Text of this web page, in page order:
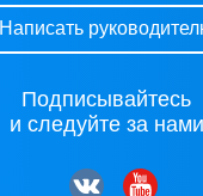
Написать
Подписывайтесь
и следуйте за нами